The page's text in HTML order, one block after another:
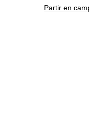
Partir en